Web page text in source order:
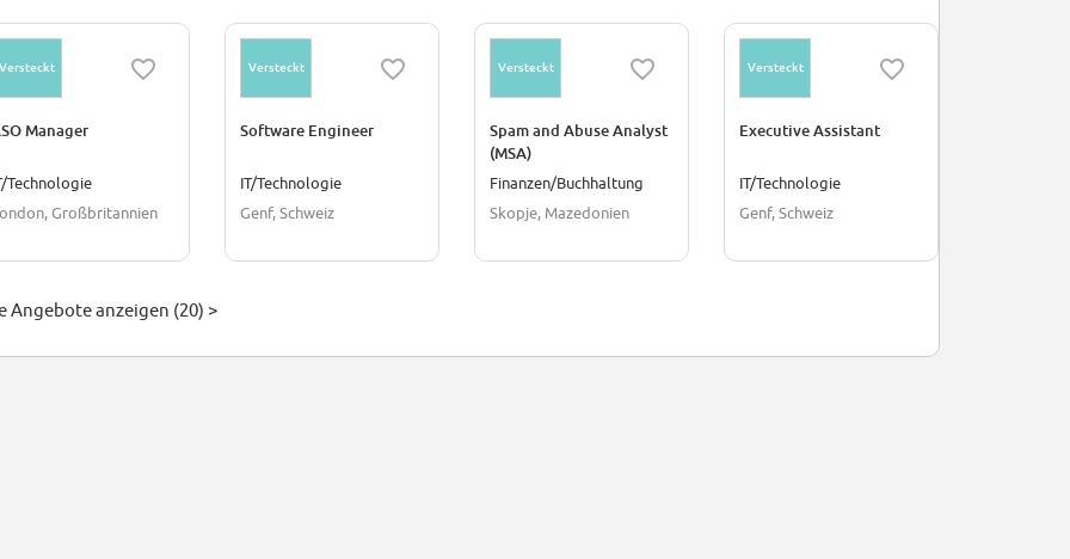
Manager
Technologie
Großbritannien
Versteckt
Software Engineer
IT/Technologie
Genf, Schweiz
Versteckt
Spam and Abuse Analyst
(MSA)
Finanzen/Buchhaltung
Skopje, Mazedonien
Versteckt
Executive Assistant
IT/Technologie
Genf, Schweiz
Angebote anzeigen (20) >